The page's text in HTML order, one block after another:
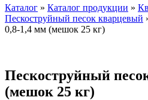
Каталог » Каталог продукции »
Пескоструйный песок кварцевый
0,8-1,4 мм (мешок 25 кг)
Пескоструйный
(мешок 25 кг)